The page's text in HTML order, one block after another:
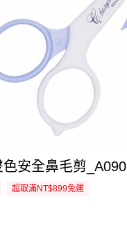
安全鼻毛剪_A090
超取滿NT$899免運